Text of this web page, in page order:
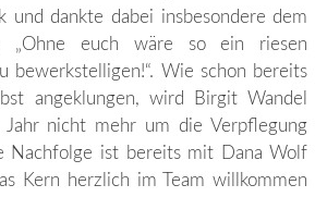
und dankte dabei insbesondere dem
„Ohne euch wäre so ein riesen
bewerkstelligen!“. Wie schon bereits
angeklungen, wird Birgit Wandel
Jahr nicht mehr um die Verpflegung
Nachfolge ist bereits mit Dana Wolf
Kern herzlich im Team willkommen